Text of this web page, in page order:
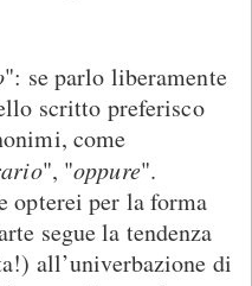
": se parlo liberamente
scritto preferisco
come
", "oppure".
opterei per la forma
segue la tendenza
all’univerbazione di